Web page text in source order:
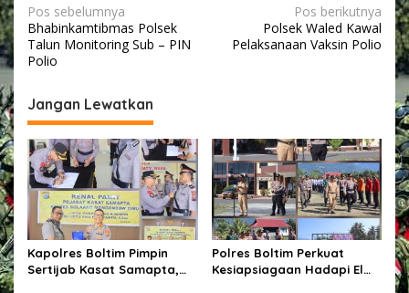
N
a
v
i
g
a
s
i
p
o
s
Pos sebelumnya
Bhabinkamtibmas Polsek
Talun Monitoring Sub – PIN
Polio
Pos berikutnya
Polsek Waled Kawal
Pelaksanaan Vaksin Polio
Jangan Lewatkan
Kapolres Boltim Pimpin
Sertijab Kasat Samapta,
Polres Boltim Perkuat
Kesiapsiagaan Hadapi El